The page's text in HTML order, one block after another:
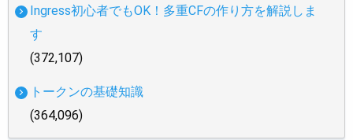
Ingress初心者でもOK！多重CFの作り方を解説しま
す
(372,107)
トークンの基礎知識
(364,096)